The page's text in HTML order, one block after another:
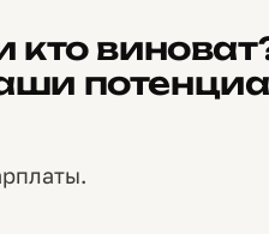
кто